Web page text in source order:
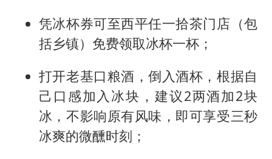
凭冰杯券可至西平任一拾茶门店（包
括乡镇）免费领取冰杯一杯；
打开老基口粮酒，倒入酒杯，根据自
己口感加入冰块，建议2两酒加2块
冰，不影响原有风味，即可享受三秒
冰爽的微醺时刻；